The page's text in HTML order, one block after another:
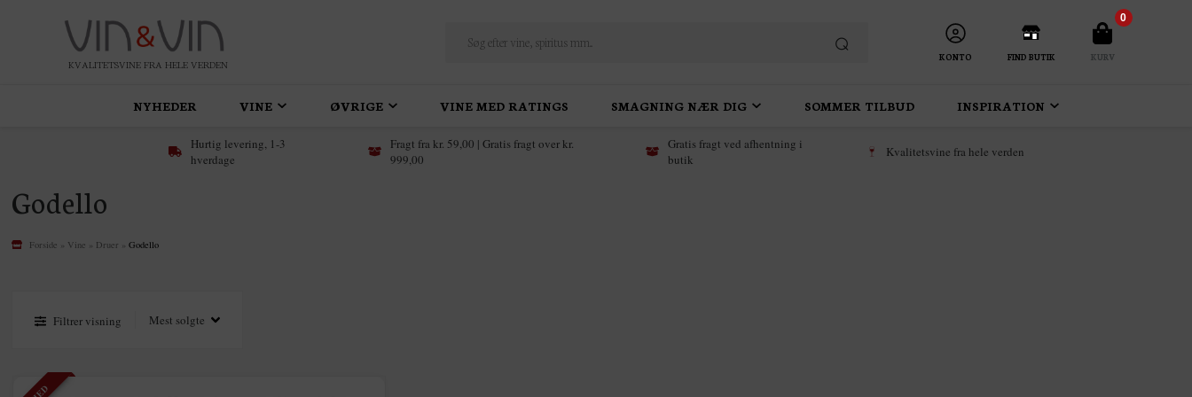
KVALITETSVINE FRA HELE VERDEN
KONTO FIND BUTIK
0
KURV
NYHEDER VINE ØVRIGE VINE MED RATINGS SMAGNING NÆR DIG SOMMER TILBUD INSPIRATION
Hurtig levering, 1-3
hverdage
Fragt fra kr. 59,00 | Gratis fragt over kr.
999,00
Gratis fragt ved afhentning i
butik
Kvalitetsvine fra hele verden
Godello
Forside Vine Druer »Godello
Filtrer visning